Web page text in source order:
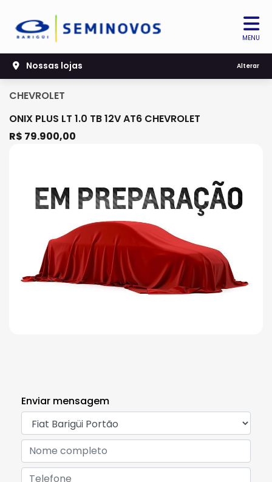
MENU
Nossas lojas Alterar
CHEVROLET
ONIX PLUS LT 1.0 TB 12V AT6 CHEVROLET
R$ 79.900,00
Previous
Enviar mensagem